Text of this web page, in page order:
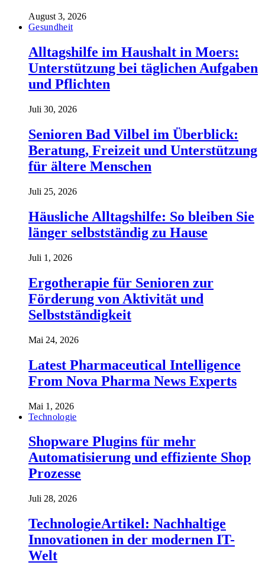
August 3, 2026
Gesundheit
Alltagshilfe im Haushalt in Moers:
Unterstützung bei täglichen Aufgaben
und Pflichten
Juli 30, 2026
Senioren Bad Vilbel im Überblick:
Beratung, Freizeit und Unterstützung
für ältere Menschen
Juli 25, 2026
Häusliche Alltagshilfe: So bleiben Sie
länger selbstständig zu Hause
Juli 1, 2026
Ergotherapie für Senioren zur
Förderung von Aktivität und
Selbstständigkeit
Mai 24, 2026
Latest Pharmaceutical Intelligence
From Nova Pharma News Experts
Mai 1, 2026
Technologie
Shopware Plugins für mehr
Automatisierung und effiziente Shop
Prozesse
Juli 28, 2026
TechnologieArtikel: Nachhaltige
Innovationen in der modernen IT-
Welt